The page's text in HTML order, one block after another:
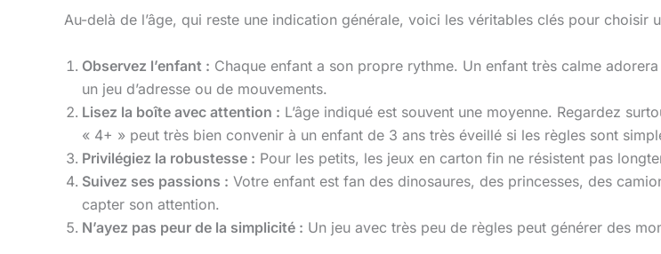
Au-delà de l’âge, qui reste une indication générale, voici les véritables clés pour choisir
Observez l’enfant : Chaque enfant a son propre rythme. Un enfant très calme
un jeu d’adresse ou de mouvements.
Lisez la boîte avec attention : L’âge indiqué est souvent une moyenne. Regardez
« 4+ » peut très bien convenir à un enfant de 3 ans très éveillé si les règles sont
Privilégiez la robustesse : Pour les petits, les jeux en carton fin ne résistent pas
Suivez ses passions : Votre enfant est fan des dinosaures, des princesses, des
capter son attention.
N’ayez pas peur de la simplicité : Un jeu avec très peu de règles peut générer des